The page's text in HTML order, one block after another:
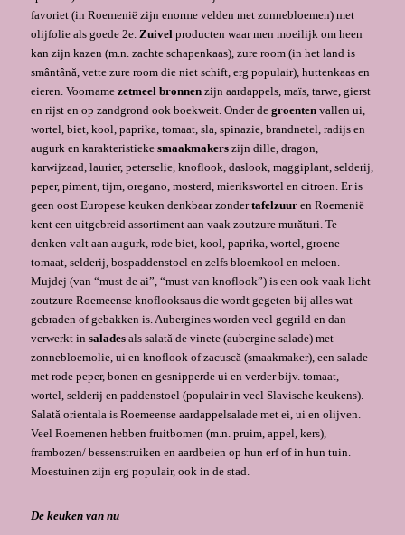
favoriet (in Roemenië zijn enorme velden met zonnebloemen) met
olijfolie als goede 2e. Zuivelproducten waar men moeilijk om heen
kan zijn kazen (m.n. zachte schapenkaas), zure room (in het land is
smântână, vette zure room die niet schift, erg populair), huttenkaas en
eieren. Voorname zetmeel bronnenzijn aardappels, maïs, tarwe, gierst
en rijst en op zandgrond ook boekweit. Onder de groentenvallen ui,
wortel, biet, kool, paprika, tomaat, sla, spinazie, brandnetel, radijs en
augurk en karakteristieke smaakmakerszijn dille, dragon,
karwijzaad, laurier, peterselie, knoflook, daslook, maggiplant, selderij,
peper, piment, tijm, oregano, mosterd, mierikswortel en citroen. Er is
geen oost Europese keuken denkbaar zondertafelzuur en Roemenië
kent een uitgebreid assortiment aan vaak zoutzure murături. Te
denken valt aan augurk, rode biet, kool, paprika, wortel, groene
tomaat, selderij, bospaddenstoel en zelfs bloemkool en meloen.
Mujdej (van “must de ai”, “must van knoflook”) is een ook vaak licht
zoutzure Roemeense knoflooksaus die wordt gegeten bij alles wat
gebraden of gebakken is. Aubergines worden veel gegrild en dan
verwerkt in saladesals salată de vinete (aubergine salade) met
zonnebloemolie, ui en knoflook of zacuscă (smaakmaker), een salade
met rode peper, bonen en gesnipperde ui en verder bijv. tomaat,
wortel, selderij en paddenstoel (populair in veel Slavische keukens).
Salată orientala is Roemeense aardappelsalade met ei, ui en olijven.
Veel Roemenen hebben fruitbomen (m.n. pruim, appel, kers),
frambozen/ bessenstruiken en aardbeien op hun erf of in hun tuin.
Moestuinen zijn erg populair, ook in de stad.
De keuken van nu